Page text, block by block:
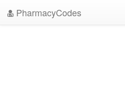
PharmacyCodes